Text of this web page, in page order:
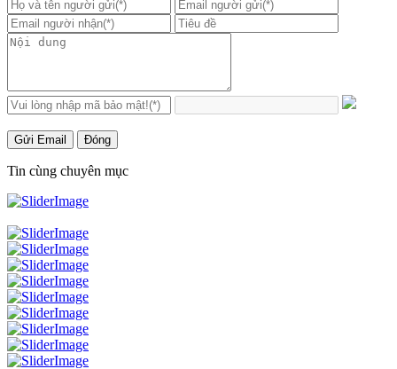
Gửi Email Đóng
Tin cùng chuyên mục